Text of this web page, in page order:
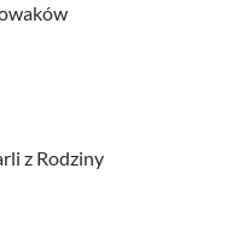
z Rodziny